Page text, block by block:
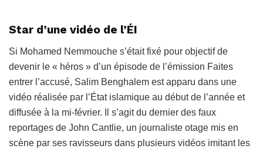
Star d’une vidéo de l’ÉI
Si Mohamed Nemmouche s’était fixé pour objectif de
devenir le « héros » d’un épisode de l’émission Faites
entrer l’accusé, Salim Benghalem est apparu dans une
vidéo réalisée par l’État islamique au début de l’année et
diffusée à la mi-février. Il s’agit du dernier des faux
reportages de John Cantlie, un journaliste otage mis en
scène par ses ravisseurs dans plusieurs vidéos imitant les